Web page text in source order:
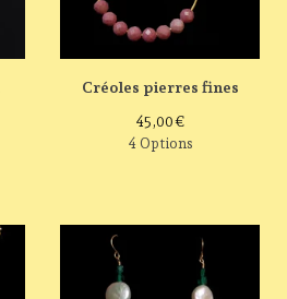
Créoles pierres fines
45,00€
4 Options